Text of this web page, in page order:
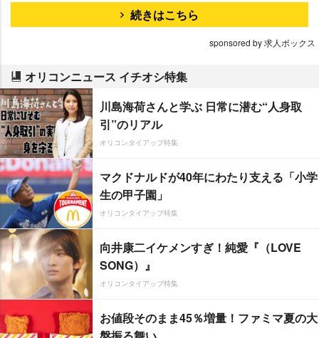
続きはこちら
sponsored by 求人ボックス
オリコンニュース イチオシ特集
川島海荷さんと学ぶ 日常に潜む“人身取
引”のリアル
オリコンタイアップ特集
マクドナルドが40年にわたり支える「小学
生の甲子園」
オリコンタイアップ特集
向井康二イケメンすぎ！純愛『（LOVE
SONG）』
オリコンタイアップ特集
お値段そのまま45％増量！ファミマ夏の大